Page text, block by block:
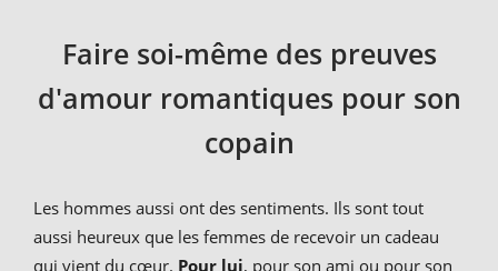
Faire soi-même des preuves
d'amour romantiques pour son
copain
Les hommes aussi ont des sentiments. Ils sont tout
aussi heureux que les femmes de recevoir un cadeau
qui vient du cœur. Pour lui, pour son ami ou pour son